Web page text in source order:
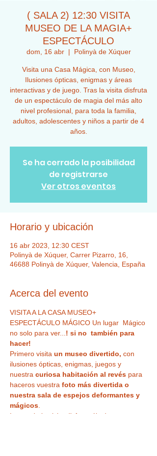
( SALA 2) 12:30 VISITA
MUSEO DE LA MAGIA+
ESPECTÁCULO
dom, 16 abr
  |
Polinyà de Xúquer
Visita una Casa Mágica, con Museo,
Ilusiones ópticas, enigmas y áreas
interactivas y de juego. Tras la visita disfruta
de un espectáculo de magia del más alto
nivel profesional, para toda la familia,
adultos, adolescentes y niños a partir de 4
años.
Se ha cerrado la posibilidad
de registrarse
Ver otros eventos
Horario y ubicación
16 abr 2023, 12:30 CEST
Polinyà de Xúquer, Carrer Pizarro, 16,
46688 Polinyà de Xúquer, Valencia, España
Acerca del evento
VISITA A LA CASA MUSEO+
ESPECTÁCULO MÁGICO Un lugar  Mágico
no solo para ver... ! si no  también para
hacer!
Primero visita un museo divertido, con
ilusiones ópticas, enigmas, juegos y
nuestra curiosa habitación al revés para
haceros vuestra foto más divertida o
nuestra sala de espejos deformantes y
mágicos
Luego de la visita disfrutaréis de un